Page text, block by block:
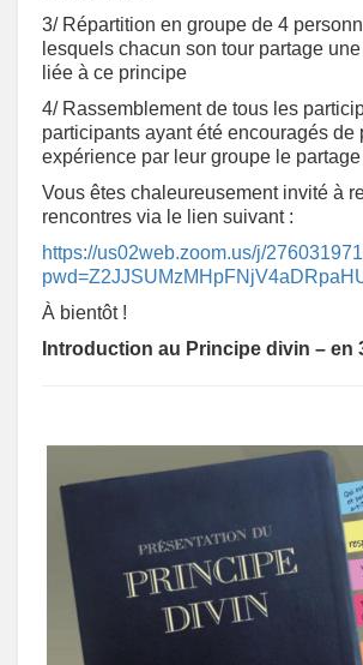
3/ Répartition en groupe de 4
lesquels chacun son tour partage
liée à ce principe
4/ Rassemblement de tous les
participants ayant été encouragés de
expérience par leur groupe le partage
Vous êtes chaleureusement invité à
rencontres via le lien suivant :
https://us02web.zoom.us/j/
À bientôt !
Introduction au Principe divin – en